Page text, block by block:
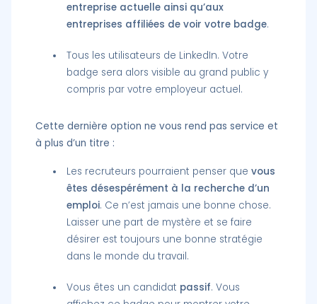
entreprise actuelle ainsi qu’aux
entreprises affiliées de voir votre badge.
Tous les utilisateurs de LinkedIn. Votre
badge sera alors visible au grand public y
compris par votre employeur actuel.
Cette dernière option ne vous rend pas service et
à plus d’un titre :
Les recruteurs pourraient penser que vous
êtes désespérément à la recherche d’un
emploi. Ce n’est jamais une bonne chose.
Laisser une part de mystère et se faire
désirer est toujours une bonne stratégie
dans le monde du travail.
Vous êtes un candidat passif. Vous